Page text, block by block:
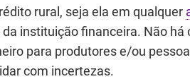
rural, seja ela em qualquer
instituição financeira. Não
para produtores e/ou
com incertezas.